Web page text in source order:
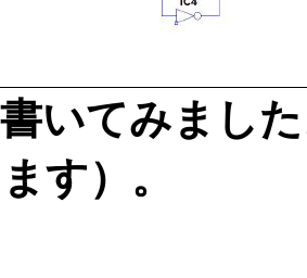
いてみまし
す）。